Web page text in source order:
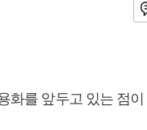
화를 앞두고 있는 점